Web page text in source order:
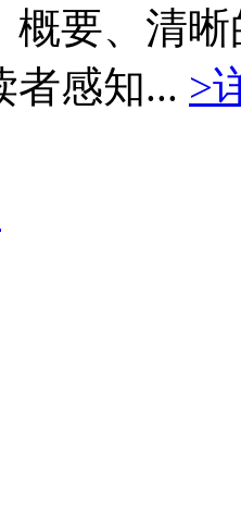
概要、清
者感知... >